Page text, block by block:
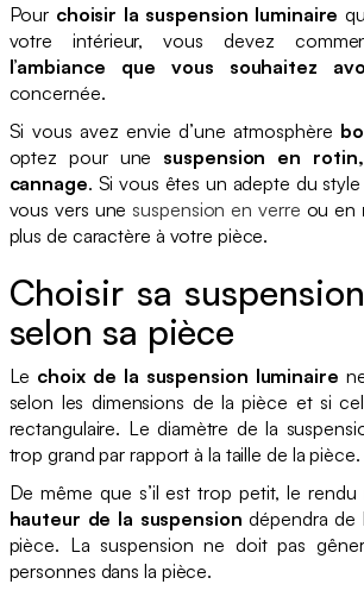
Pour choisir la suspension luminaire
votre intérieur, vous devez
l’ambiance que vous souhaitez
concernée.
Si vous avez envie d’une atmosphère
optez pour une suspension en
cannage. Si vous êtes un adepte du style
vous vers une suspension en verre ou en
plus de caractère à votre pièce.
Choisir sa
selon sa pièce
Le choix de la suspension luminaire
selon les dimensions de la pièce et si
rectangulaire. Le diamètre de la
trop grand par rapport à la taille de la pièce.
De même que s’il est trop petit, le rendu
hauteur de la suspension dépendra
pièce. La suspension ne doit pas
personnes dans la pièce.